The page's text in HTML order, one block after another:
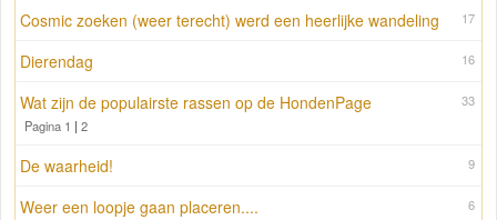
17
Cosmic zoeken (weer terecht) werd een heerlijke wandeling
16
Dierendag
33
Wat zijn de populairste rassen op de HondenPage
Pagina 1 | 2
9
De waarheid!
6
Weer een loopje gaan placeren....